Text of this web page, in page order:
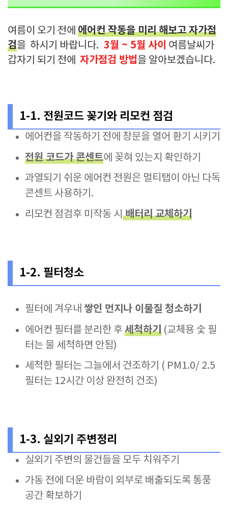
여름이 오기 전에 에어컨 작동을 미리 해보고 자가점
검을 하시기 바랍니다. 3월 ~ 5월 사이 여름날씨가
갑자기 되기 전에 자가점검 방법을 알아보겠습니다.
1-1. 전원코드 꽂기와 리모컨 점검
에어컨을 작동하기 전에 창문을 열어 환기 시키기
전원 코드가 콘센트에 꽂혀 있는지 확인하기
과열되기 쉬운 에어컨 전원은 멀티탭이 아닌 다독
콘센트 사용하기.
리모컨 점검후 미작동 시 배터리 교체하기
1-2. 필터청소
필터에 겨우내 쌓인 먼지나 이물질 청소하기
에어컨 필터를 분리한 후세척하기 (교체용 숯 필
터는 물 세척하면 안됨)
세척한 필터는 그늘에서 건조하기 ( PM1.0/ 2.5
필터는 12시간 이상 완전히 건조)
1-3. 실외기 주변정리
실외기 주변의 물건들을 모두 치워주기
가동 전에 더운 바람이 외부로 배출되도록 통풍
공간 확보하기